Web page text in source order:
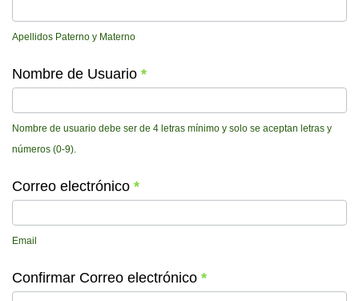
Apellidos Paterno y Materno
Nombre de Usuario *
Nombre de usuario debe ser de 4 letras mínimo y solo se aceptan letras y
números (0-9).
Correo electrónico *
Email
Confirmar Correo electrónico *